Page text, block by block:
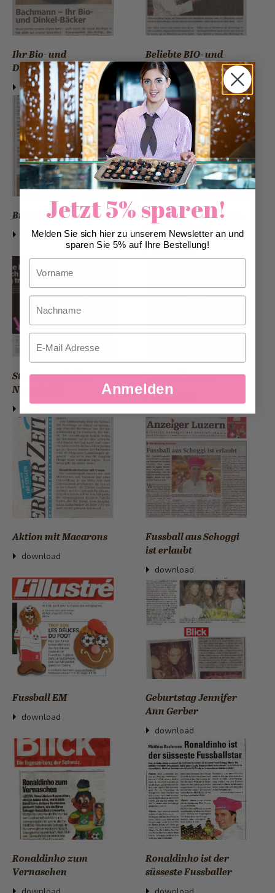
Ihr Bio- und
Dinkelbäcker
download
Beliebte BIO- und
Dinkelbrote
download
Brot fürs ganze Jahr
download
Viel Handarbeit beim
Füürobigbrot
download
Stärkung mit dem
Nussgipfeli
Versandtorten
download
Aktion mit Macarons
download
Fussball aus Schoggi
ist erlaubt
download
Fussball EM
download
Geburtstag Jennifer
Ann Gerber
download
Ronaldinho zum
Vernaschen
Ronaldinho ist der
süsseste Fussballer
Jetzt 5% sparen!
Melden Sie sich hier zu unserem Newsletter an und
sparen Sie 5% auf Ihre Bestellung!
Nachname
Email
Anmelden